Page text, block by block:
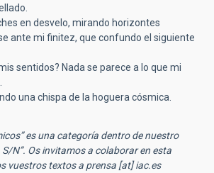
en desvelo, mirando horizontes
ante mi finitez, que confundo el siguiente
sentidos? Nada se parece a lo que mi
una chispa de la hoguera cósmica.
es una categoría dentro de nuestro
N”. Os invitamos a colaborar en esta
vuestros textos a prensa [at]iac.es